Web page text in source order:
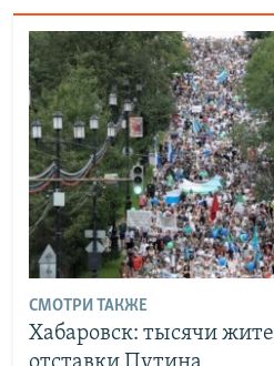
СМОТРИ ТАКЖЕ
Хабаровск: тысячи